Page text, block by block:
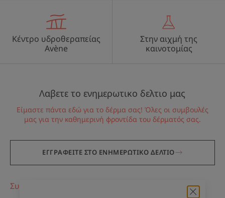
Κέντρο υδροθεραπείας
Avène
Στην αιχμή της
καινοτομίας
Λαβετε το ενημερωτικο δελτιο μας
Είμαστε πάντα εδώ για το δέρμα σας! Όλες οι συμβουλές
μας για την καθημερινή φροντίδα του δέρματός σας.
ΕΓΓΡΑΦΕΙΤΕ ΣΤΟ ΕΝΗΜΕΡΩΤΙΚΟ ΔΕΛΤΙΟ
Συμβουλές